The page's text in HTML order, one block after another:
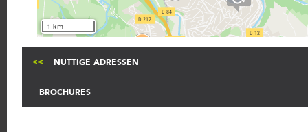
1 km
NUTTIGE ADRESSEN
BROCHURES